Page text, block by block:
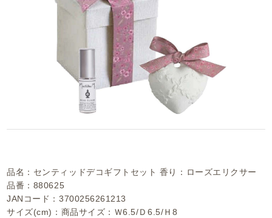
品名：センティッドデコギフトセット 香り：ローズエリクサー
品番：880625
JANコード：3700256261213
サイズ(cm)：商品サイズ：Ｗ6.5/Ｄ6.5/Ｈ8